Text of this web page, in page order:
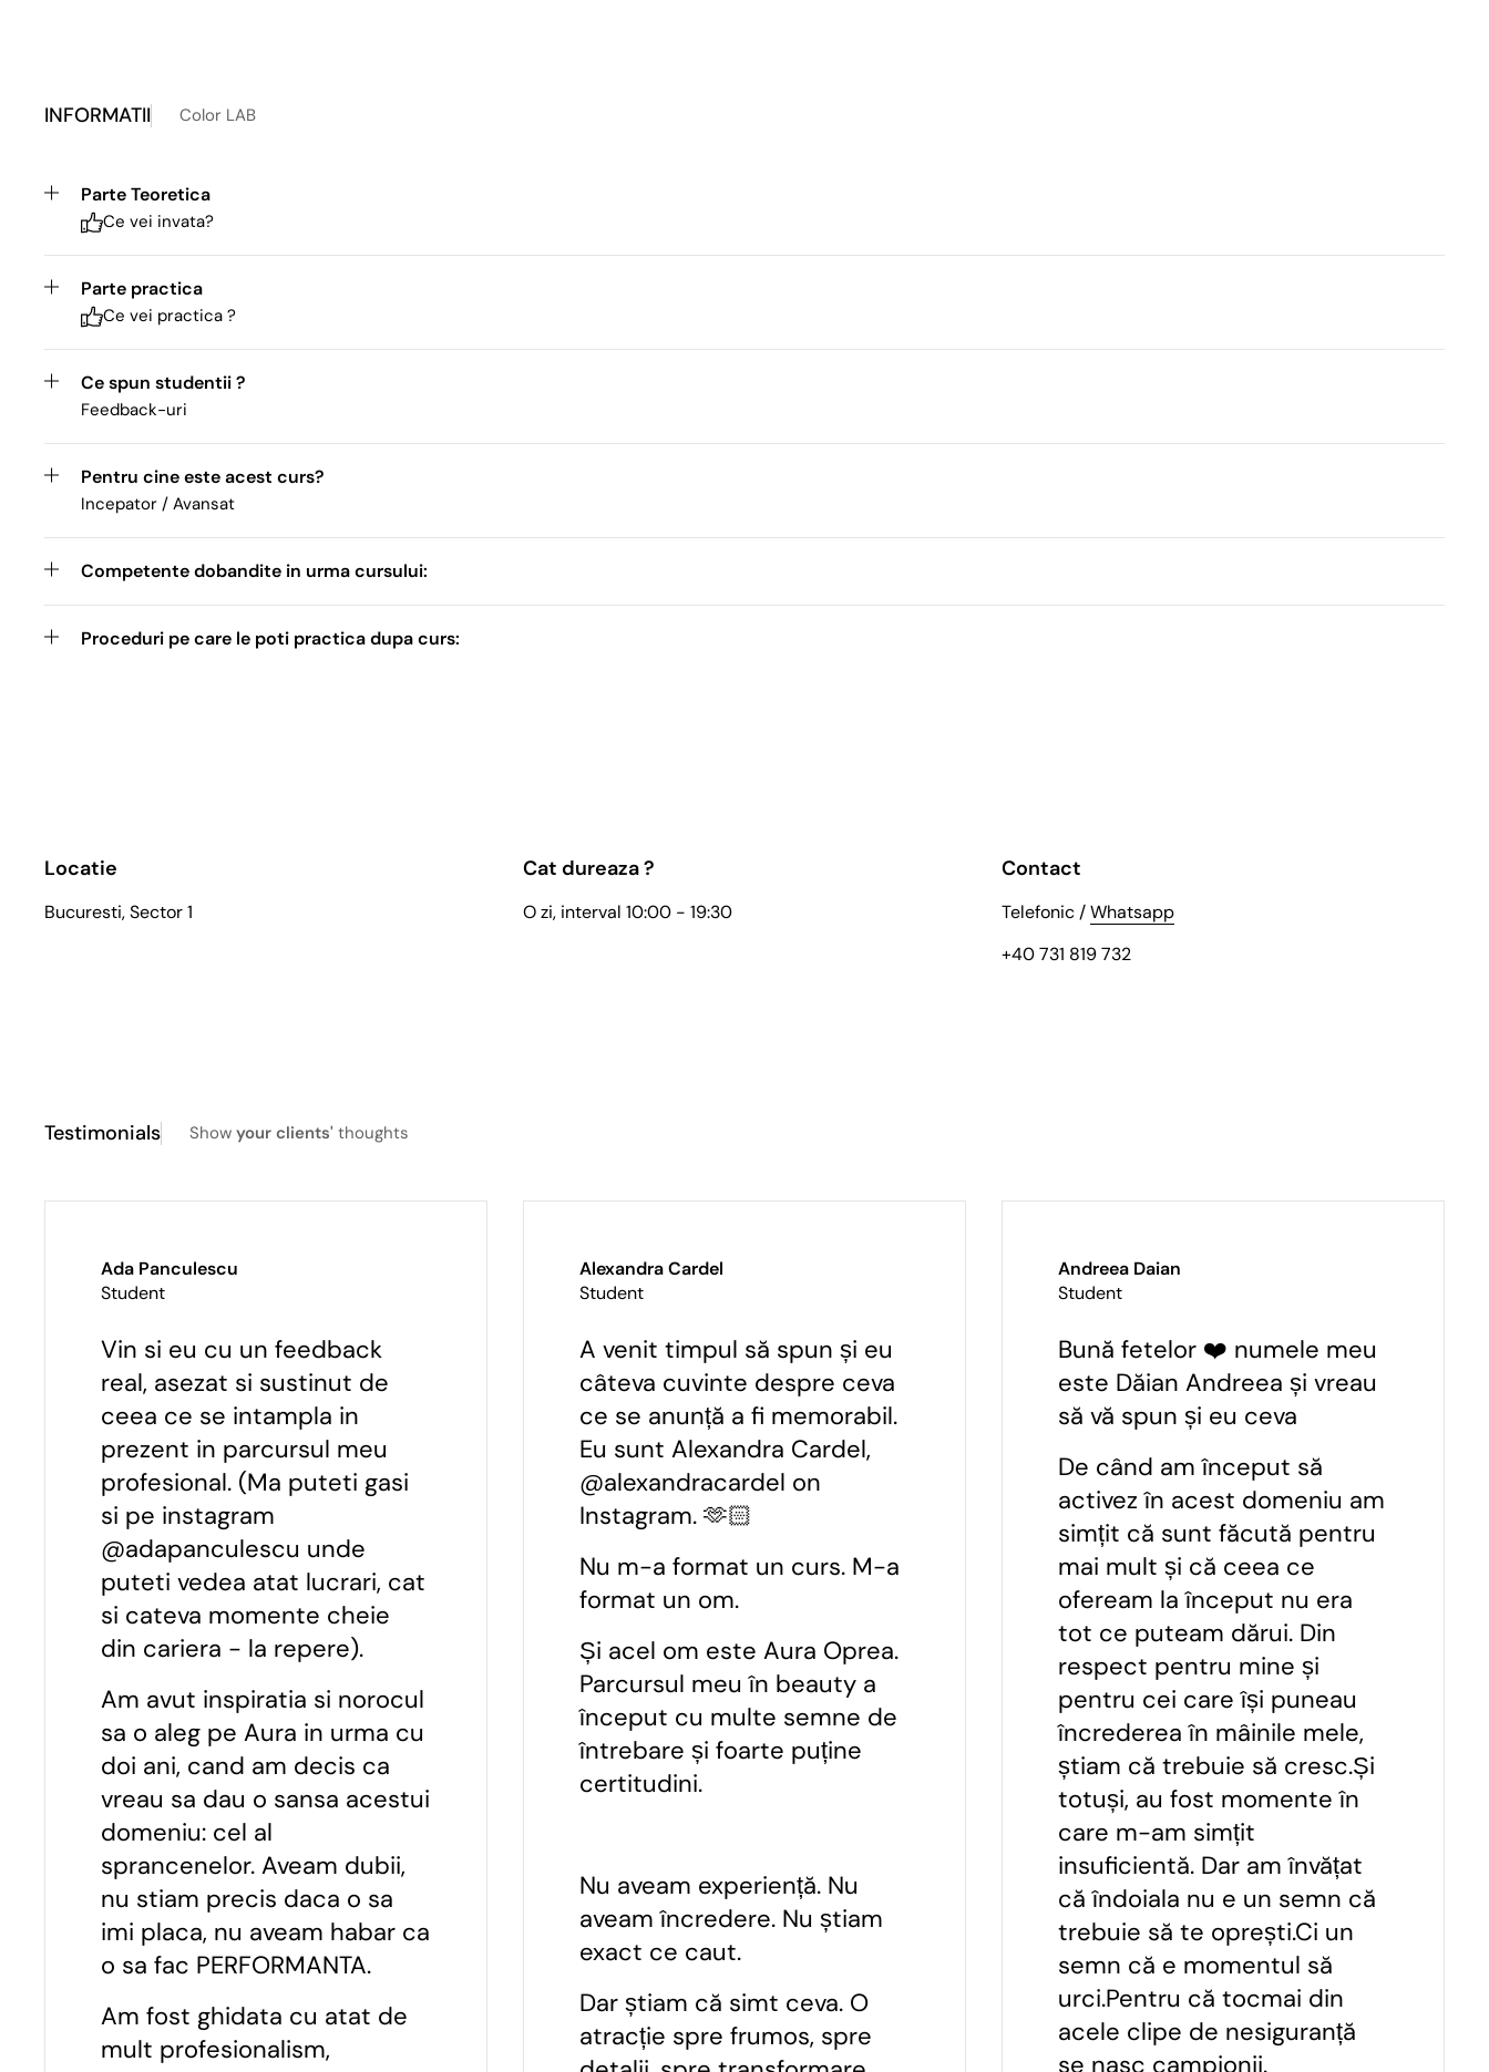
INFORMATII Color LAB
Parte Teoretica
Ce vei invata?
Parte practica
Ce vei practica ?
Ce spun studentii ?
Feedback-uri
Pentru cine este acest curs?
Incepator / Avansat
Competente dobandite in urma cursului:
Proceduri pe care le poti practica dupa curs:
Locatie
Bucuresti, Sector 1
Cat dureaza ?
O zi, interval 10:00 - 19:30
Contact
Telefonic /Whatsapp
+40 731 819 732
Testimonials Show your clients' thoughts
Ada Panculescu
Student
Vin si eu cu un feedback
real, asezat si sustinut de
ceea ce se intampla in
prezent in parcursul meu
profesional. (Ma puteti gasi
si pe instagram
@adapanculescu unde
puteti vedea atat lucrari, cat
si cateva momente cheie
din cariera - la repere).
Am avut inspiratia si norocul
sa o aleg pe Aura in urma cu
doi ani, cand am decis ca
vreau sa dau o sansa acestui
domeniu: cel al
sprancenelor. Aveam dubii,
nu stiam precis daca o sa
imi placa, nu aveam habar ca
o sa fac PERFORMANTA.
Am fost ghidata cu atat de
mult profesionalism,
Alexandra Cardel
Student
A venit timpul să spun și eu
câteva cuvinte despre ceva
ce se anunță a fi memorabil.
Eu sunt Alexandra Cardel,
@alexandracardel on
Instagram. 🫶🏻
Nu m-a format un curs. M-a
format un om.
Și acel om este Aura Oprea.
Parcursul meu în beauty a
început cu multe semne de
întrebare și foarte puține
certitudini.
Nu aveam experiență. Nu
aveam încredere. Nu știam
exact ce caut.
Dar știam că simt ceva. O
atracție spre frumos, spre
Andreea Daian
Student
Bună fetelor ❤️ numele meu
este Dăian Andreea și vreau
să vă spun și eu ceva
De când am început să
activez în acest domeniu am
simțit că sunt făcută pentru
mai mult și că ceea ce
ofeream la început nu era
tot ce puteam dărui. Din
respect pentru mine și
pentru cei care își puneau
încrederea în mâinile mele,
știam că trebuie să cresc.Și
totuși, au fost momente în
care m-am simțit
insuficientă. Dar am învățat
că îndoiala nu e un semn că
trebuie să te oprești.Ci un
semn că e momentul să
urci.Pentru că tocmai din
acele clipe de nesiguranță
se nasc campionii.